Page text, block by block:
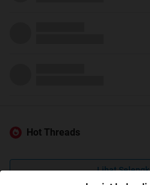
Hot Threads
Lihat